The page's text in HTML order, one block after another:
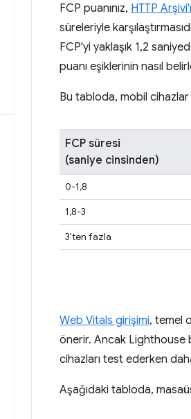
FCP puanınız, HTTP
süreleriyle
FCP'yi yaklaşık 1,2
puanı eşiklerinin nasıl
Bu tabloda, mobil cihazlar
FCP süresi
(saniye cinsinden)
0-1,8
1,8-3
3'ten fazla
Web Vitals girişimi, temel
önerir. Ancak Lighthouse
cihazları test ederken
Aşağıdaki tabloda,